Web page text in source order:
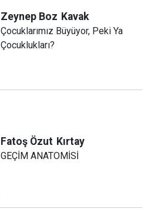
Zeynep Boz Kavak
Çocuklarımız Büyüyor, Peki Ya
Çocuklukları?
Fatoş Özut Kırtay
GEÇİM ANATOMİSİ